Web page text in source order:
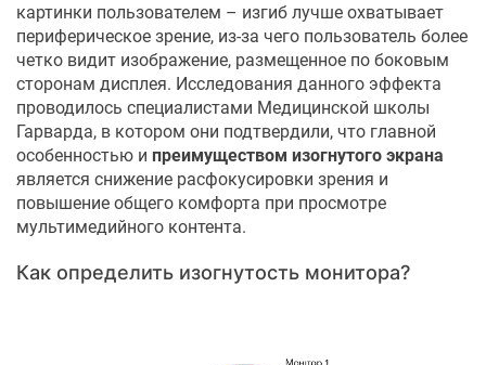
картинки пользователем – изгиб лучше охватывает
периферическое зрение, из-за чего пользователь более
четко видит изображение, размещенное по боковым
сторонам дисплея. Исследования данного эффекта
проводилось специалистами Медицинской школы
Гарварда, в котором они подтвердили, что главной
особенностью и преимуществом изогнутого экрана
является снижение расфокусировки зрения и
повышение общего комфорта при просмотре
мультимедийного контента.
Как определить изогнутость монитора?